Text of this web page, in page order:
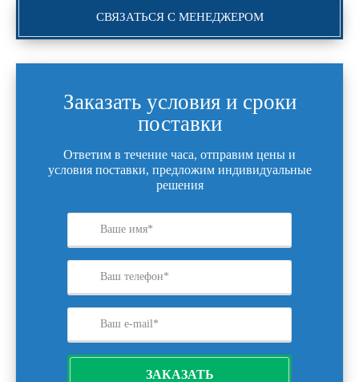
СВЯЗАТЬСЯ С МЕНЕДЖЕРОМ
Заказать условия и сроки
поставки
Ответим в течение часа, отправим цены и
условия поставки, предложим индивидуальные
решения
ЗАКАЗАТЬ